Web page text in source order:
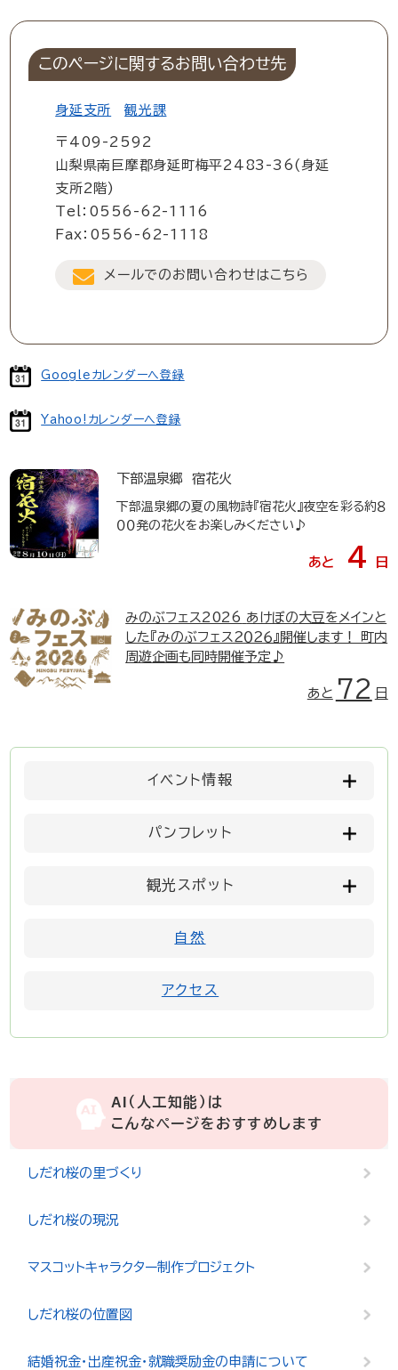
このページに関するお問い合わせ先
身延支所 観光課
〒409-2592
山梨県南巨摩郡身延町梅平2483-36(身延
支所2階)
Tel：0556-62-1116
Fax：0556-62-1118
メールでのお問い合わせはこちら
Googleカレンダーへ登録
Yahoo!カレンダーへ登録
下部温泉郷 宿花火
下部温泉郷の夏の風物詩『宿花火』夜空を彩る約８
００発の花火をお楽しみください♪
あと 4 日
みのぶフェス2026 あけぼの大豆をメインと
した『みのぶフェス２０２６』開催します！ 町内
周遊企画も同時開催予定♪
あと 72 日
イベント情報
パンフレット
観光スポット
自然
アクセス
AI（人工知能）は
こんなページをおすすめします
しだれ桜の里づくり
しだれ桜の現況
マスコットキャラクター制作プロジェクト
しだれ桜の位置図
結婚祝金・出産祝金・就職奨励金の申請について